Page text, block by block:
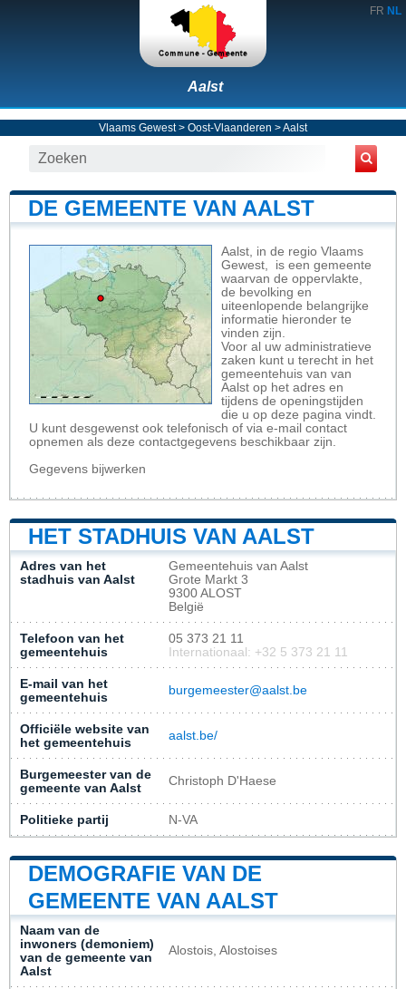
FR NL
Aalst
Vlaams Gewest> Oost-Vlaanderen >Aalst
DE GEMEENTE VAN AALST
Aalst, in de regio Vlaams
Gewest, is een gemeente
waarvan de oppervlakte,
de bevolking en
uiteenlopende belangrijke
informatie hieronder te
vinden zijn.
Voor al uw administratieve
zaken kunt u terecht in het
gemeentehuis van van
Aalst op het adres en
tijdens de openingstijden
die u op deze pagina vindt.
U kunt desgewenst ook telefonisch of via e-mail contact
opnemen als deze contactgegevens beschikbaar zijn.
Gegevens bijwerken
HET STADHUIS VAN AALST
Adres van het
stadhuis van Aalst
Gemeentehuis van Aalst
Grote Markt 3
9300 ALOST
België
Telefoon van het
gemeentehuis
05 373 21 11
Internationaal: +32 5 373 21 11
E-mail van het
gemeentehuis
burgemeester@aalst.be
Officiële website van
het gemeentehuis
aalst.be/
Burgemeester van de
gemeente van Aalst
Christoph D'Haese
Politieke partij N-VA
DEMOGRAFIE VAN DE
GEMEENTE VAN AALST
Naam van de
inwoners (demoniem)
van de gemeente van
Aalst
Alostois, Alostoises